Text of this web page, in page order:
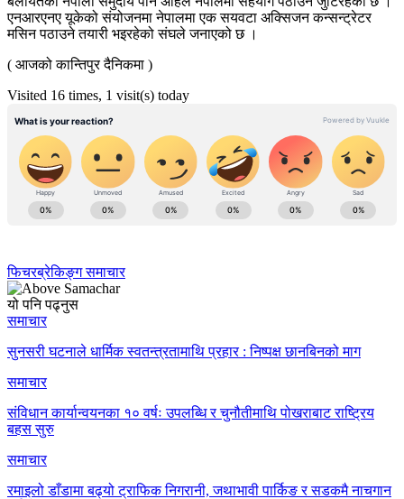
एनआरएनए यूकेको संयोजनमा नेपालमा एक सयवटा अक्सिजन कन्सन्ट्रेटर
मसिन पठाउने तयारी भइरहेको संघले जनाएको छ ।
( आजको कान्तिपुर दैनिकमा )
Visited 16 times, 1 visit(s) today
फिचरब्रेकिङ्ग समाचार
यो पनि पढ्नुस
समाचार
सुनसरी घटनाले धार्मिक स्वतन्त्रतामाथि प्रहार : निष्पक्ष छानबिनको माग
समाचार
संविधान कार्यान्वयनका १० वर्षः उपलब्धि र चुनौतीमाथि पोखराबाट राष्ट्रिय
बहस सुरु
समाचार
रमाइलो डाँडामा बढ्यो ट्राफिक निगरानी, जथाभावी पार्किङ र सडकमै नाचगान